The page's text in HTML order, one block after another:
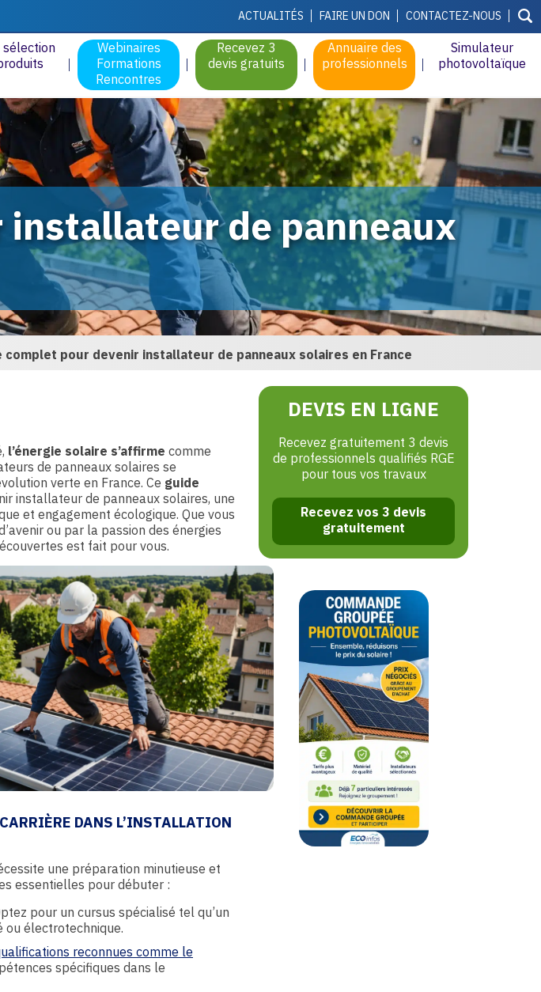
ACTUALITÉS FAIRE UN DON CONTACTEZ-NOUS
Webinaires
Formations
Rencontres
Recevez 3
devis gratuits
Annuaire des
professionnels
Simulateur
photovoltaïque
de panneaux
complet pour devenir installateur de panneaux solaires en France
l’énergie solaire s’affirme comme
de panneaux solaires se
verte en France. Ce guide
installateur de panneaux solaires, une
et engagement écologique. Que vous
ou par la passion des énergies
est fait pour vous.
DANS L’INSTALLATION
une préparation minutieuse et
essentielles pour débuter :
pour un cursus spécialisé tel qu’un
ou électrotechnique.
reconnues comme le
spécifiques dans le
DEVIS EN LIGNE
Recevez gratuitement 3 devis
de professionnels qualifiés RGE
pour tous vos travaux
Recevez vos 3 devis
gratuitement